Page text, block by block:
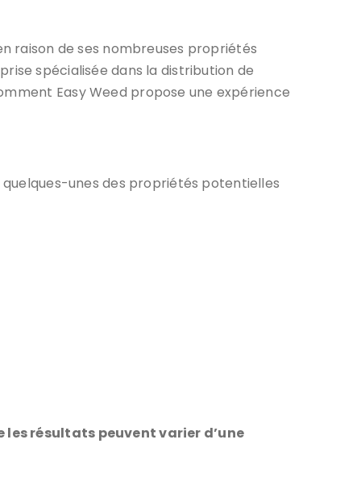
raison de ses nombreuses propriétés
spécialisée dans la distribution de
Easy Weed propose une expérience
unes des propriétés potentielles
résultats peuvent varier d’une